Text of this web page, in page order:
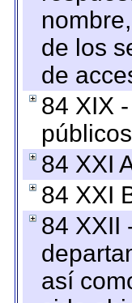
de los
de
84 XIX
84 XXI
84 XXI
84 XXII
así